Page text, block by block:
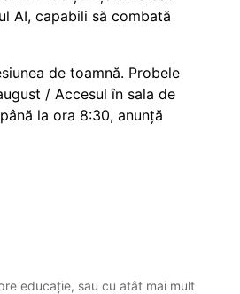
AI, capabili să combată
de toamnă. Probele
/ Accesul în sala de
la ora 8:30, anunță
educație, sau cu atât mai mult